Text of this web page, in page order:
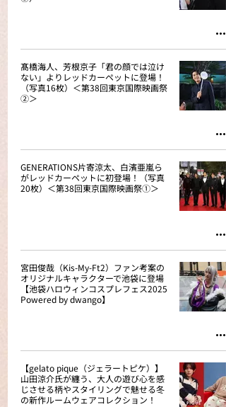
髙橋海人、芳根京子「君の顔では泣け
ない」よりレッドカーペットに登場！
（写真16枚）＜第38回東京国際映画祭
②＞
GENERATIONS片寄涼太、白濱亜嵐ら
がレッドカーペットに初登場！（写真
20枚）＜第38回東京国際映画祭①＞
宮田俊哉（Kis-My-Ft2）ファン考案の
オリジナルキャラクターで池袋に登場
【池袋ハロウィンコスプレフェス2025
Powered by dwango】
【gelato pique（ジェラートピケ）】
山田涼介氏が纏う、大人の遊び心を感
じさせる柄やスタイリングで魅せる冬
の新作ルームウェアコレクション！